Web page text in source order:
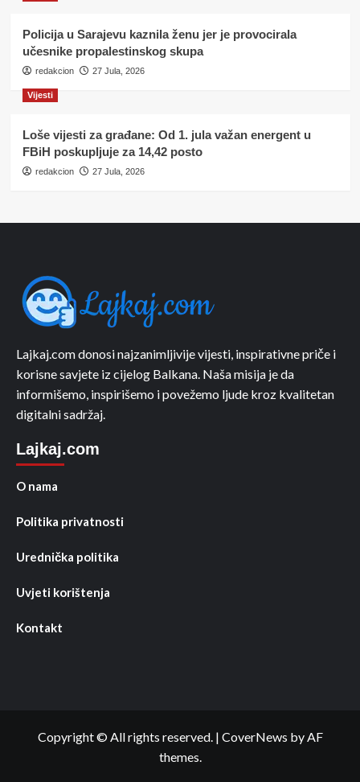
Policija u Sarajevu kaznila ženu jer je provocirala
učesnike propalestinskog skupa
redakcion 27 Jula, 2026
Vijesti
Loše vijesti za građane: Od 1. jula važan energent u
FBiH poskupljuje za 14,42 posto
redakcion 27 Jula, 2026
Lajkaj.com donosi najzanimljivije vijesti, inspirativne priče i
korisne savjete iz cijelog Balkana. Naša misija je da
informišemo, inspirišemo i povežemo ljude kroz kvalitetan
digitalni sadržaj.
Lajkaj.com
O nama
Politika privatnosti
Urednička politika
Uvjeti korištenja
Kontakt
Copyright © All rights reserved. | CoverNews by AF
themes.